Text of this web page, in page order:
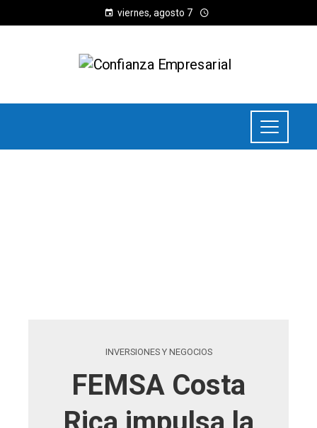
viernes, agosto 7
INVERSIONES Y NEGOCIOS
FEMSA Costa